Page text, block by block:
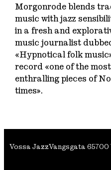
Morgonrode blends
music with jazz
in a fresh and
music journalist
«Hypnotical folk
record «one of the
enthralling pieces of
times».
Vossa JazzVangsgata 65700